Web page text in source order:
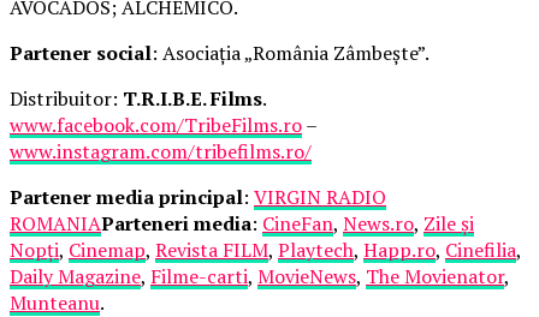
AVOCADOS; ALCHEMICO.
Partener social: Asociația „România Zâmbește”.
Distribuitor: T.R.I.B.E. Films.
www.facebook.com/TribeFilms.ro–
www.instagram.com/tribefilms.ro/
Partener media principal: VIRGIN RADIO
ROMANIAParteneri media: CineFan, News.ro, Zile și
Nopți, Cinemap, Revista FILM, Playtech, Happ.ro, Cinefilia,
Daily Magazine, Filme-carti, MovieNews, The Movienator,
Munteanu.